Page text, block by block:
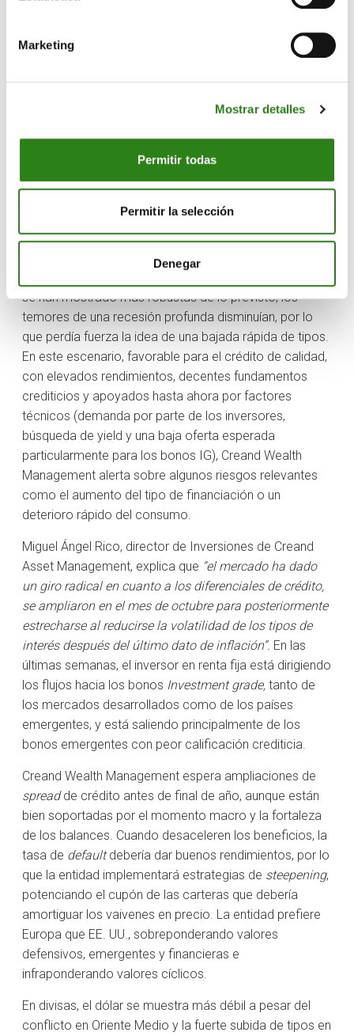
Marketing
Mostrar detalles
Permitir todas
Permitir la selección
Denegar
suficientemente restrictivos. En este sentido, Jerome
Powell insinuó recientemente que la Reserva Federal
podría haber terminado con el ciclo de ajuste más
reunión del año. En el caso del BCE, ha mantenido
defensivos, emergentes y sector financiero
se han mostrado más robustas de lo previsto, los
temores de una recesión profunda disminuían, por lo
que perdía fuerza la idea de una bajada rápida de tipos.
En este escenario, favorable para el crédito de calidad,
con elevados rendimientos, decentes fundamentos
crediticios y apoyados hasta ahora por factores
técnicos (demanda por parte de los inversores,
búsqueda de yield y una baja oferta esperada
particularmente para los bonos IG), Creand Wealth
Management alerta sobre algunos riesgos relevantes
como el aumento del tipo de financiación o un
deterioro rápido del consumo.
Miguel Ángel Rico, director de Inversiones de Creand
Asset Management, explica que “el mercado ha dado
un giro radical en cuanto a los diferenciales de crédito,
se ampliaron en el mes de octubre para posteriormente
estrecharse al reducirse la volatilidad de los tipos de
interés después del último dato de inflación”. En las
últimas semanas, el inversor en renta fija está dirigiendo
los flujos hacia los bonos Investment grade, tanto de
los mercados desarrollados como de los países
emergentes, y está saliendo principalmente de los
bonos emergentes con peor calificación crediticia.
Creand Wealth Management espera ampliaciones de
spreadde crédito antes de final de año, aunque están
bien soportadas por el momento macro y la fortaleza
de los balances. Cuando desaceleren los beneficios, la
tasa de defaultdebería dar buenos rendimientos, por lo
que la entidad implementará estrategias de steepening,
potenciando el cupón de las carteras que debería
amortiguar los vaivenes en precio. La entidad prefiere
Europa que EE. UU., sobreponderando valores
defensivos, emergentes y financieras e
infraponderando valores cíclicos.
En divisas, el dólar se muestra más débil a pesar del
conflicto en Oriente Medio y la fuerte subida de tipos en